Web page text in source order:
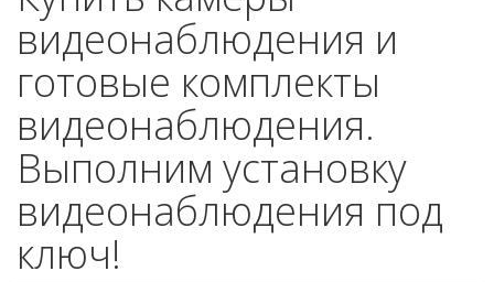
видеонаблюдения и
готовые комплекты
видеонаблюдения.
Выполним установку
видеонаблюдения под
ключ!